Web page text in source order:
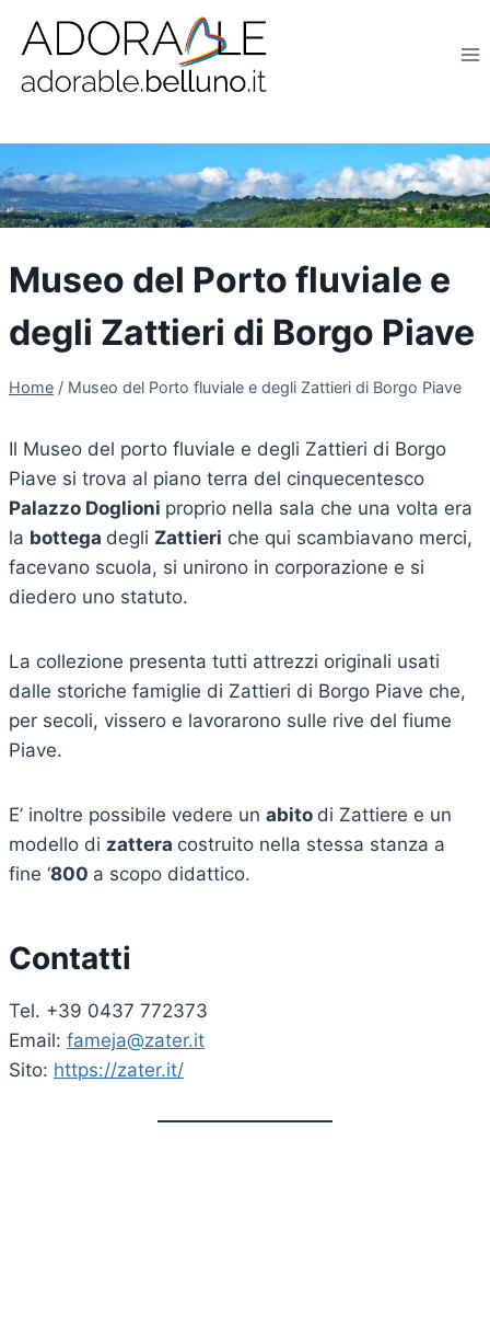
contenuto
Museo del Porto fluviale e
degli Zattieri di Borgo Piave
Home / Museo del Porto fluviale e degli Zattieri di Borgo Piave
Il Museo del porto fluviale e degli Zattieri di Borgo
Piave si trova al piano terra del cinquecentesco
Palazzo Doglioni proprio nella sala che una volta era
la bottega degli Zattieri che qui scambiavano merci,
facevano scuola, si unirono in corporazione e si
diedero uno statuto.
La collezione presenta tutti attrezzi originali usati
dalle storiche famiglie di Zattieri di Borgo Piave che,
per secoli, vissero e lavorarono sulle rive del fiume
Piave.
E’ inoltre possibile vedere un abito di Zattiere e un
modello di zattera costruito nella stessa stanza a
fine ‘800 a scopo didattico.
Contatti
Tel. +39 0437 772373
Email: fameja@zater.it
Sito: https://zater.it/